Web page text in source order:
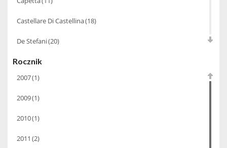
Castellare Di Castellina(18)
De Stefani(20)
Erste & Neue
Farnese
Import Równoległy
La Canallese
Massolino
Rocznik
2007(1)
2009(1)
2010(1)
2011 (2)